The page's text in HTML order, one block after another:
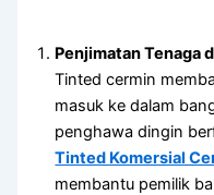
Penjimatan Tenaga
Tinted cermin
masuk ke dalam
penghawa dingin
Tinted Komersial
membantu pemilik